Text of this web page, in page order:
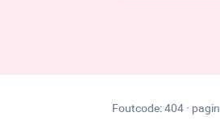
Foutcode: 404 ·